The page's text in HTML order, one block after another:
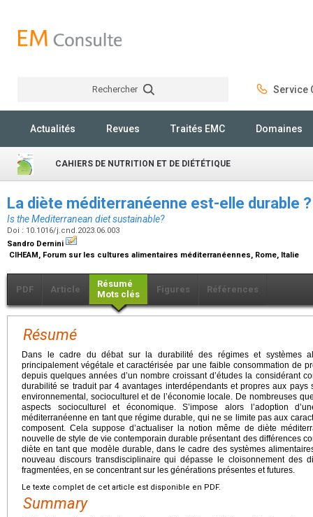
Rechercher Service
Actualités Revues Traités EMC Domaines
CAHIERS DE NUTRITION ET DE DIÉTÉTIQUE
La diète méditerranéenne est-elle durable
Is the Mediterranean diet sustainable?
Doi : 10.1016/j.cnd.2023.06.003
Sandro Dernini
CIHEAM, Forum sur les cultures alimentaires méditerranéennes, Rome, Italie
PDF Article
Résumé
Mots clés
Figures Références
Résumé
Dans le cadre du débat sur la durabilité des régimes et systèmes
principalement végétale et caractérisée par une faible consommation de
depuis quelques années d’un nombre croissant d’études la considérant
durabilité se traduit par 4 avantages interdépendants et propres aux
environnemental, socioculturel et de l’économie locale. De nombreuses
aspects socioculturel et économique. S’impose alors l’adoption
méditerranéenne en tant que régime durable, qui ne se limite pas aux
composent. Cela suppose d’actualiser la notion même de diète
nouvelle de style de vie contemporain durable présentant des différences
diète en tant que modèle durable, dans le cadre des systèmes
nouveau discours transdisciplinaire qui dépasse le cloisonnement des
fragmentées, en se concentrant sur les générations présentes et futures.
Le texte complet de cet article est disponible en PDF.
Summary